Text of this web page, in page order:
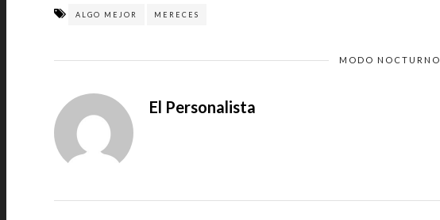
ALGO MEJOR MERECES
MODO NOCTURNO
El Personalista